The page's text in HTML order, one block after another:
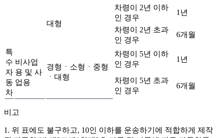
대형
차령이 2년 이하
인 경우
1년
차령이 2년 초과
인 경우
6개월
특
수
자
동
차
비사업
용 및 사
업용
경형ㆍ소형ㆍ중형
ㆍ대형
차령이 5년 이하
인 경우
1년
차령이 5년 초과
인 경우
6개월
비고
1. 위 표에도 불구하고, 10인 이하를 운송하기에 적합하게 제작